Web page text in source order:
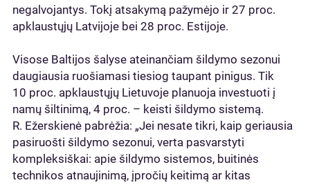
negalvojantys. Tokį atsakymą pažymėjo ir 27 proc.
apklaustųjų Latvijoje bei 28 proc. Estijoje.
Visose Baltijos šalyse ateinančiam šildymo sezonui
daugiausia ruošiamasi tiesiog taupant pinigus. Tik
10 proc. apklaustųjų Lietuvoje planuoja investuoti į
namų šiltinimą, 4 proc. – keisti šildymo sistemą.
R. Ežerskienė pabrėžia: „Jei nesate tikri, kaip geriausia
pasiruošti šildymo sezonui, verta pasvarstyti
kompleksiškai: apie šildymo sistemos, buitinės
technikos atnaujinimą, įpročių keitimą ar kitas